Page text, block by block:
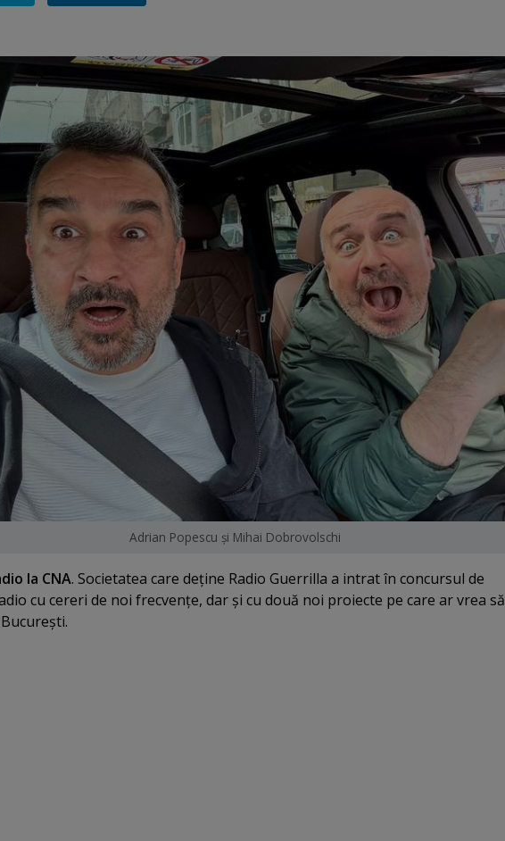
Adrian Popescu şi Mihai Dobrovolschi
la CNA. Societatea care deţine Radio Guerrilla a intrat în concursul de
cu cereri de noi frecvenţe, dar şi cu două noi proiecte pe care ar vrea